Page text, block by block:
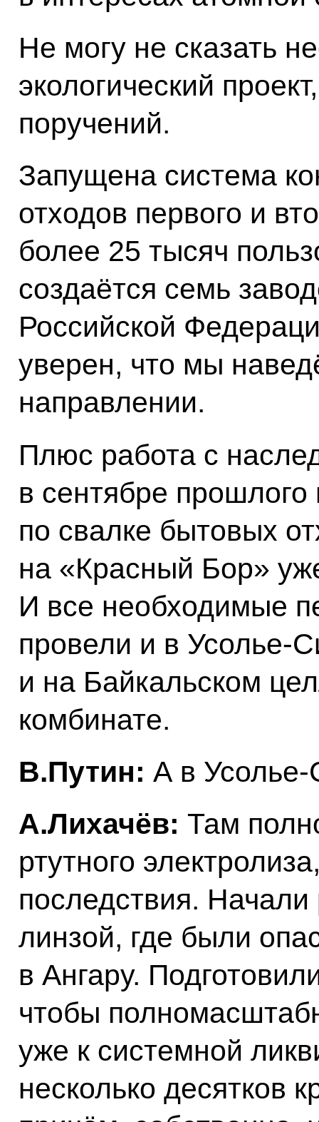
Не могу не сказать
экологический
поручений.
Запущена система
отходов первого и
более 25 тысяч
создаётся семь
Российской
уверен, что мы
направлении.
Плюс работа с
в сентябре прошлого
по свалке бытовых
на «Красный Бор»
И все необходимые
провели и в Усолье-
и на Байкальском
комбинате.
В.Путин: А в
А.Лихачёв: Там
ртутного
последствия.
линзой, где были
в Ангару.
чтобы
уже к системной
несколько десятков